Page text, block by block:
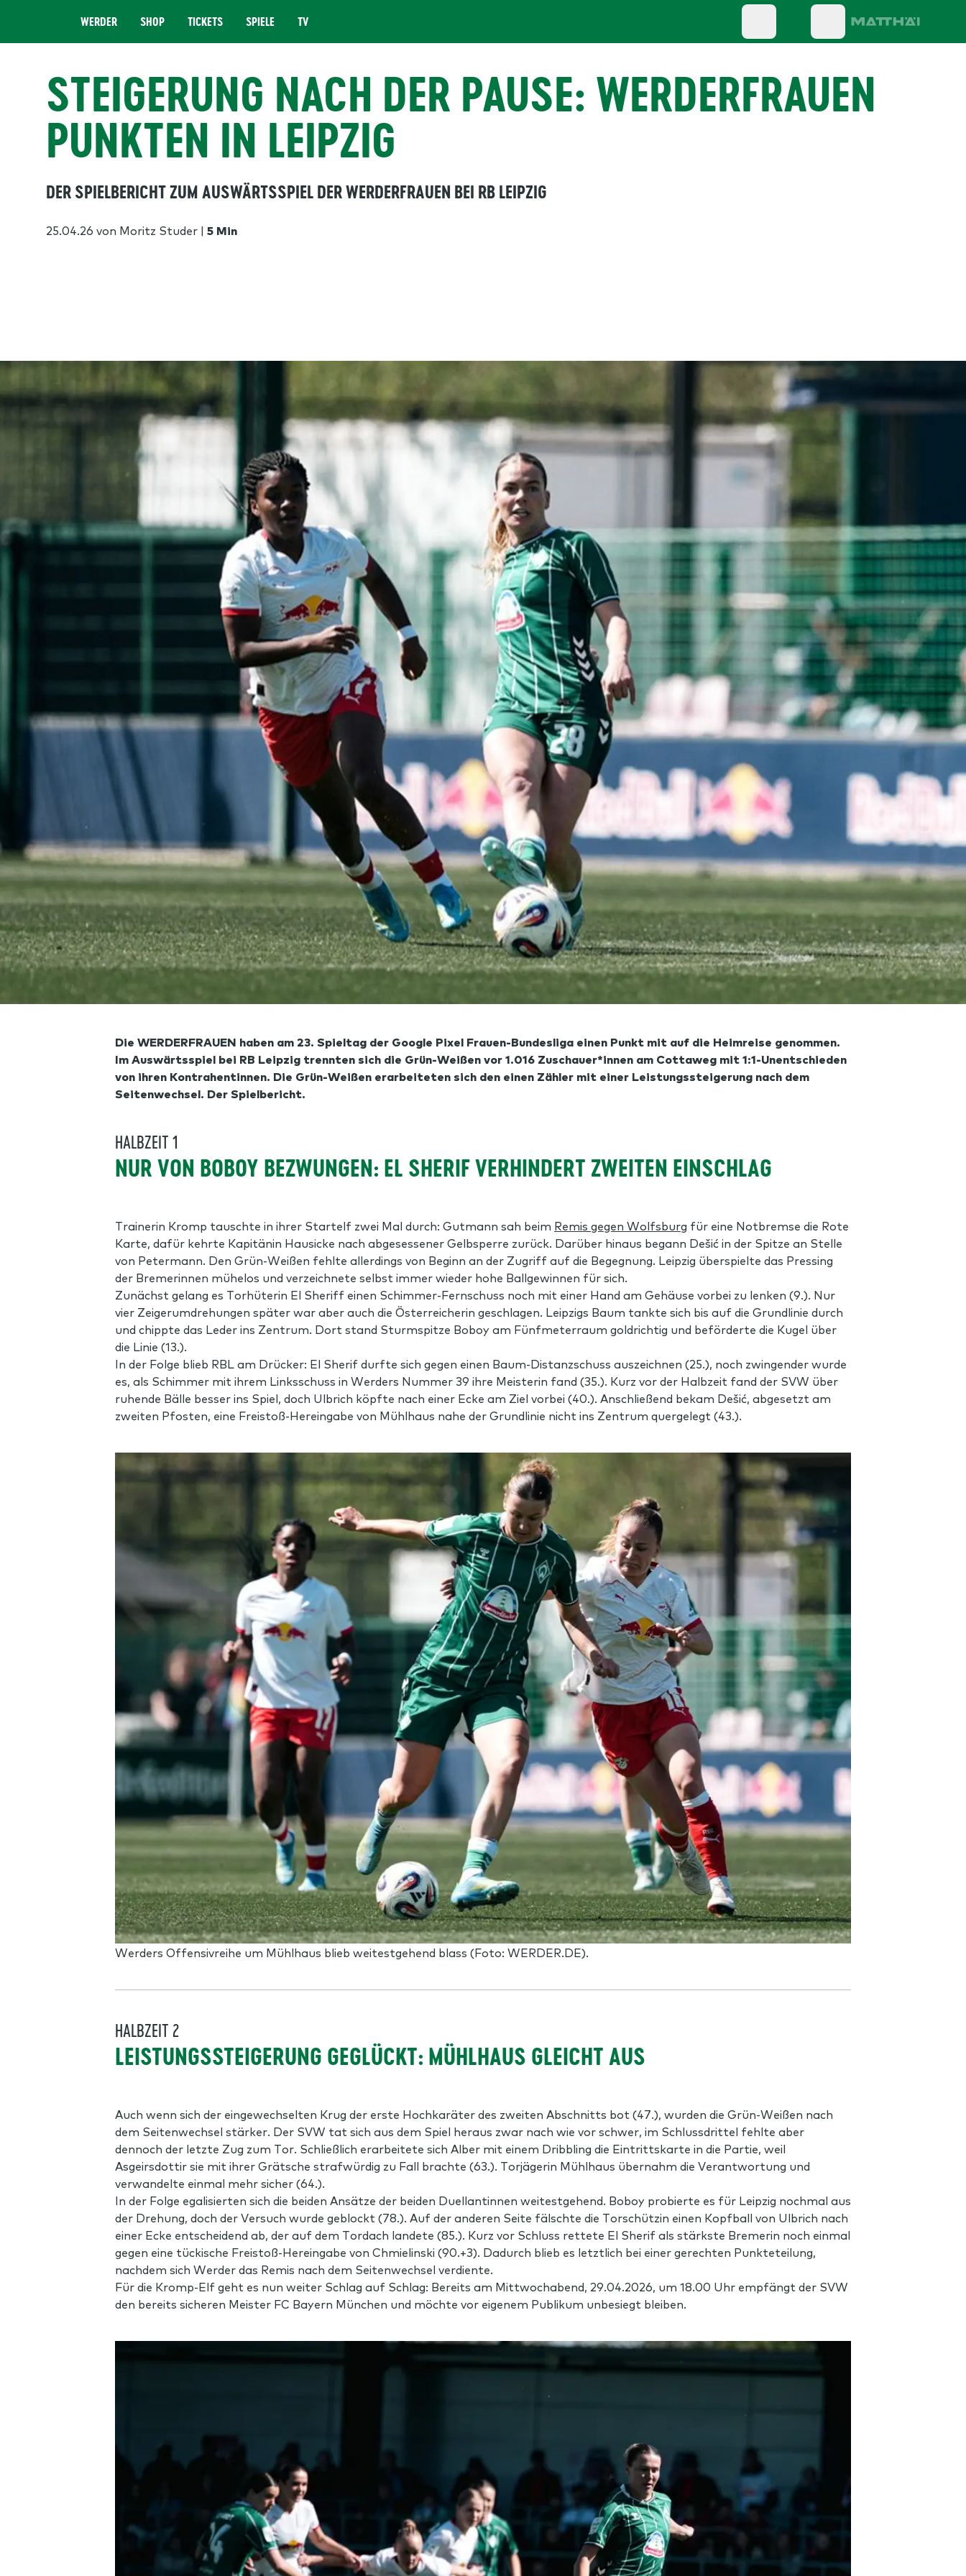
WERDER SHOP TICKETS SPIELE TV
STEIGERUNG NACH DER PAUSE: WERDERFRAUEN
PUNKTEN IN LEIPZIG
DER SPIELBERICHT ZUM AUSWÄRTSSPIEL DER WERDERFRAUEN BEI RB LEIPZIG
25.04.26 von Moritz Studer | 5 Min
Die WERDERFRAUEN haben am 23. Spieltag der Google Pixel Frauen-Bundesliga einen Punkt mit auf die Heimreise genommen.
Im Auswärtsspiel bei RB Leipzig trennten sich die Grün-Weißen vor 1.016 Zuschauer*innen am Cottaweg mit 1:1-Unentschieden
von ihren Kontrahentinnen. Die Grün-Weißen erarbeiteten sich den einen Zähler mit einer Leistungssteigerung nach dem
Seitenwechsel. Der Spielbericht.
HALBZEIT 1
NUR VON BOBOY BEZWUNGEN: EL SHERIF VERHINDERT ZWEITEN EINSCHLAG
Trainerin Kromp tauschte in ihrer Startelf zwei Mal durch: Gutmann sah beim Remis gegen Wolfsburg für eine Notbremse die Rote
Karte, dafür kehrte Kapitänin Hausicke nach abgesessener Gelbsperre zurück. Darüber hinaus begann Dešić in der Spitze an Stelle
von Petermann. Den Grün-Weißen fehlte allerdings von Beginn an der Zugriff auf die Begegnung. Leipzig überspielte das Pressing
der Bremerinnen mühelos und verzeichnete selbst immer wieder hohe Ballgewinnen für sich.
Zunächst gelang es Torhüterin El Sheriff einen Schimmer-Fernschuss noch mit einer Hand am Gehäuse vorbei zu lenken (9.). Nur
vier Zeigerumdrehungen später war aber auch die Österreicherin geschlagen. Leipzigs Baum tankte sich bis auf die Grundlinie durch
und chippte das Leder ins Zentrum. Dort stand Sturmspitze Boboy am Fünfmeterraum goldrichtig und beförderte die Kugel über
die Linie (13.).
In der Folge blieb RBL am Drücker: El Sherif durfte sich gegen einen Baum-Distanzschuss auszeichnen (25.), noch zwingender wurde
es, als Schimmer mit ihrem Linksschuss in Werders Nummer 39 ihre Meisterin fand (35.). Kurz vor der Halbzeit fand der SVW über
ruhende Bälle besser ins Spiel, doch Ulbrich köpfte nach einer Ecke am Ziel vorbei (40.). Anschließend bekam Dešić, abgesetzt am
zweiten Pfosten, eine Freistoß-Hereingabe von Mühlhaus nahe der Grundlinie nicht ins Zentrum quergelegt (43.).
Werders Offensivreihe um Mühlhaus blieb weitestgehend blass (Foto: WERDER.DE).
HALBZEIT 2
LEISTUNGSSTEIGERUNG GEGLÜCKT: MÜHLHAUS GLEICHT AUS
Auch wenn sich der eingewechselten Krug der erste Hochkaräter des zweiten Abschnitts bot (47.), wurden die Grün-Weißen nach
dem Seitenwechsel stärker. Der SVW tat sich aus dem Spiel heraus zwar nach wie vor schwer, im Schlussdrittel fehlte aber
dennoch der letzte Zug zum Tor. Schließlich erarbeitete sich Alber mit einem Dribbling die Eintrittskarte in die Partie, weil
Asgeirsdottir sie mit ihrer Grätsche strafwürdig zu Fall brachte (63.). Torjägerin Mühlhaus übernahm die Verantwortung und
verwandelte einmal mehr sicher (64.).
In der Folge egalisierten sich die beiden Ansätze der beiden Duellantinnen weitestgehend. Boboy probierte es für Leipzig nochmal aus
der Drehung, doch der Versuch wurde geblockt (78.). Auf der anderen Seite fälschte die Torschützin einen Kopfball von Ulbrich nach
einer Ecke entscheidend ab, der auf dem Tordach landete (85.). Kurz vor Schluss rettete El Sherif als stärkste Bremerin noch einmal
gegen eine tückische Freistoß-Hereingabe von Chmielinski (90.+3). Dadurch blieb es letztlich bei einer gerechten Punkteteilung,
nachdem sich Werder das Remis nach dem Seitenwechsel verdiente.
Für die Kromp-Elf geht es nun weiter Schlag auf Schlag: Bereits am Mittwochabend, 29.04.2026, um 18.00 Uhr empfängt der SVW
den bereits sicheren Meister FC Bayern München und möchte vor eigenem Publikum unbesiegt bleiben.